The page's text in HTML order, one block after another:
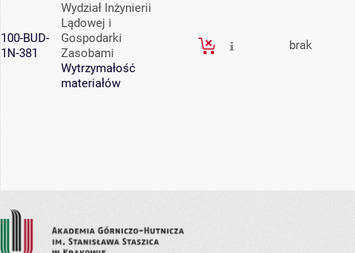
100-BUD-
1N-381
Wydział Inżynierii
Lądowej i
Gospodarki
Zasobami
Wytrzymałość
materiałów
brak